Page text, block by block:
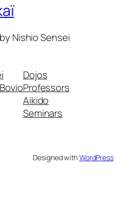
Nishio Sensei
Dojos
Professors
Aikido
Seminars
Designed withWordPress